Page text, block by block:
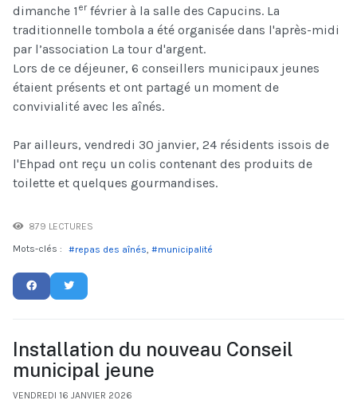
dimanche 1 erfévrier à la salle des Capucins. La
traditionnelle tombola a été organisée dans l'après-midi
par l’association La tour d'argent.
Lors de ce déjeuner, 6 conseillers municipaux jeunes
étaient présents et ont partagé un moment de
convivialité avec les aînés.
Par ailleurs, vendredi 30 janvier, 24 résidents issois de
l'Ehpad ont reçu un colis contenant des produits de
toilette et quelques gourmandises.
879 LECTURES
Mots-clés :
repas des aînés municipalité
Installation du nouveau Conseil
municipal jeune
VENDREDI 16 JANVIER 2026